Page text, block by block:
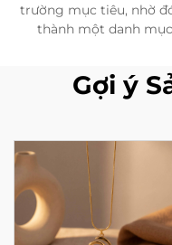
trường mục tiêu, nhờ
thành một danh
Gợi ý